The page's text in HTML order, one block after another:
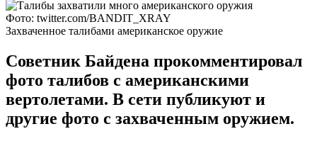
Фото: twitter.com/BANDIT_XRAY
Захваченное талибами американское оружие
Советник Байдена прокомментировал
фото талибов с американскими
вертолетами. В сети публикуют и
другие фото с захваченным оружием.